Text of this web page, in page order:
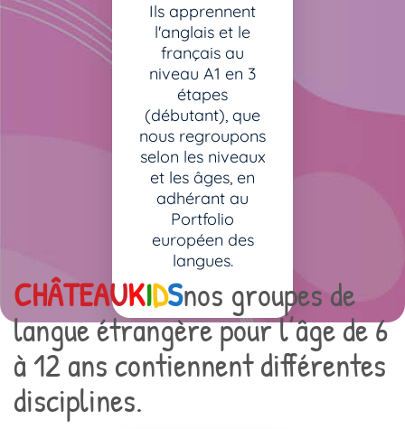
Ils apprennent
l'anglais et le
français au
niveau A1 en 3
étapes
(débutant), que
nous regroupons
selon les niveaux
et les âges, en
adhérant au
Portfolio
européen des
langues.
CHÂTEAUKIDSnos groupes de
langue étrangère pour l’âge de 6
à 12 ans contiennent différentes
disciplines.